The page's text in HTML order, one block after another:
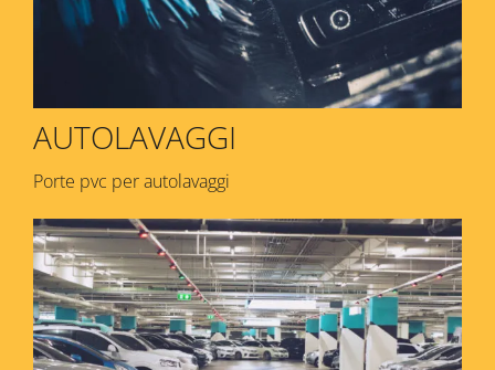
AUTOLAVAGGI
Porte pvc per autolavaggi